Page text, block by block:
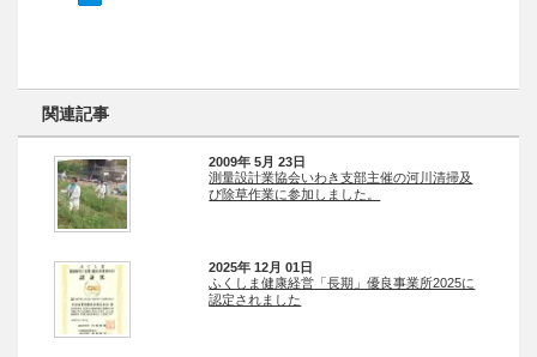
関連記事
2009年 5月 23日
測量設計業協会いわき支部主催の河川清掃及
び除草作業に参加しました。
2025年 12月 01日
ふくしま健康経営「長期」優良事業所2025に
認定されました